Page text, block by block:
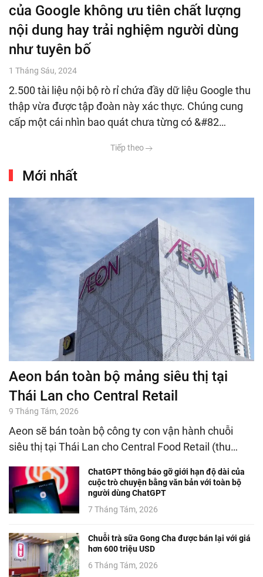
của Google không ưu tiên chất lượng
nội dung hay trải nghiệm người dùng
như tuyên bố
1 Tháng Sáu, 2024
2.500 tài liệu nội bộ rò rỉ chứa đầy dữ liệu Google thu
thập vừa được tập đoàn này xác thực. Chúng cung
cấp một cái nhìn bao quát chưa từng có &#82…
Tiếp theo
Mới nhất
Aeon bán toàn bộ mảng siêu thị tại
Thái Lan cho Central Retail
9 Tháng Tám, 2026
Aeon sẽ bán toàn bộ công ty con vận hành chuỗi
siêu thị tại Thái Lan cho Central Food Retail (thu…
ChatGPT thông báo gỡ giới hạn độ dài của
cuộc trò chuyện bằng văn bản với toàn bộ
người dùng ChatGPT
7 Tháng Tám, 2026
Chuỗi trà sữa Gong Cha được bán lại với giá
hơn 600 triệu USD
6 Tháng Tám, 2026